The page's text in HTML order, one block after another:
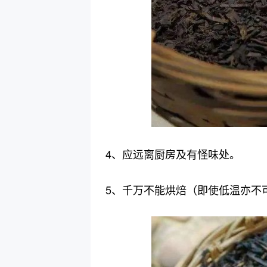
4、应远离厨房及有怪味处。
5、千万不能烘焙（即使低温亦不